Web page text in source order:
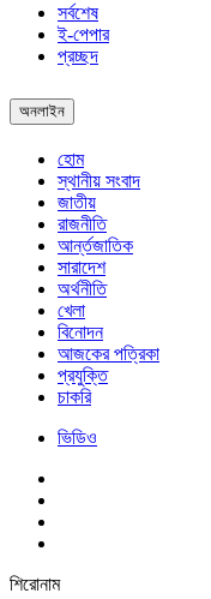
সর্বশেষ
ই-পেপার
প্রচ্ছদ
অনলাইন
হোম
স্থানীয় সংবাদ
জাতীয়
রাজনীতি
আর্ন্তজাতিক
সারাদেশ
অর্থনীতি
খেলা
বিনোদন
আজকের পত্রিকা
প্রযুক্তি
চাকরি
ভিডিও
শিরোনাম